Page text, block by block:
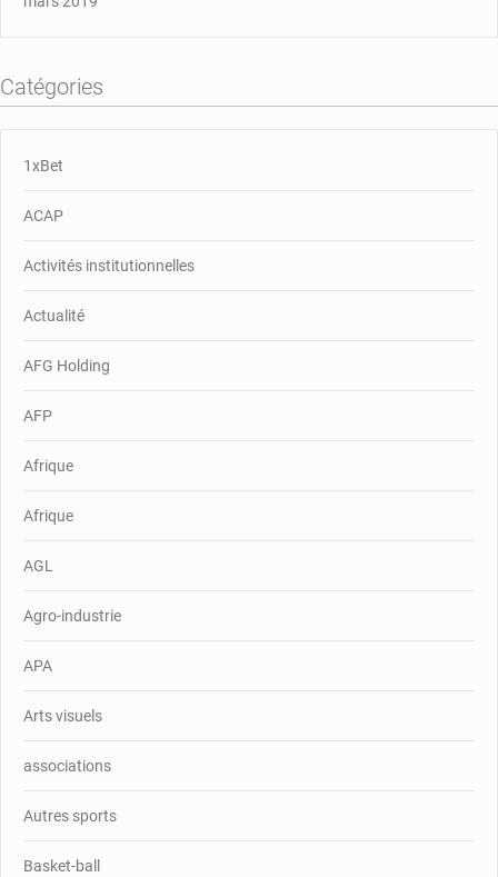
Catégories
1xBet
ACAP
Activités institutionnelles
Actualité
AFG Holding
AFP
Afrique
Afrique
AGL
Agro-industrie
APA
Arts visuels
associations
Autres sports
Basket-ball